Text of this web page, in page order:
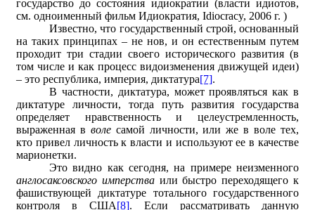
государство до состояния идиократии (власти идиотов,
см. одноименный фильм Идиократия, Idiocracy, 2006 г. )
Известно, что государственный строй, основанный
на таких принципах – не нов, и он естественным путем
проходит три стадии своего исторического развития (в
том числе и как процесс видоизменения движущей идеи)
– это республика, империя, диктатура[7].
В частности, диктатура, может проявляться как в
диктатуре личности, тогда путь развития государства
определяет нравственность и целеустремленность,
выраженная в волесамой личности, или же в воле тех,
кто привел личность к власти и используют ее в качестве
марионетки.
Это видно как сегодня, на примере неизменного
англосаксовского имперстваили быстро переходящего к
фашиствующей диктатуре тотального государственного
контроля в США[8]. Если рассматривать данную